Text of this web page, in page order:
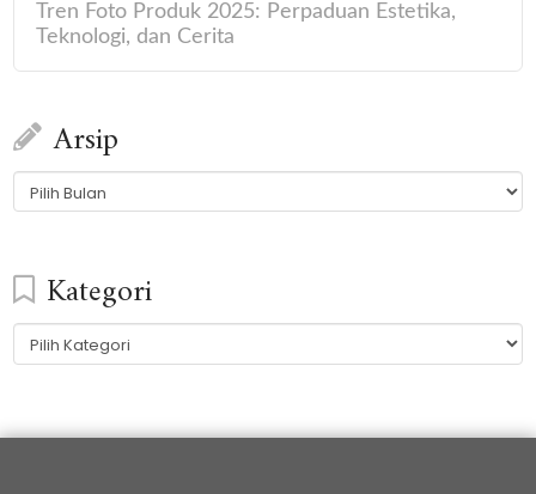
Tren Foto Produk 2025: Perpaduan Estetika,
Teknologi, dan Cerita
Arsip
Arsip
Kategori
Kategori